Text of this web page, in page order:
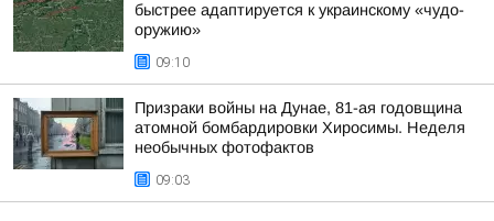
быстрее адаптируется к украинскому «чудо-
оружию»
09:10
Призраки войны на Дунае, 81-ая годовщина
атомной бомбардировки Хиросимы. Неделя
необычных фотофактов
09:03